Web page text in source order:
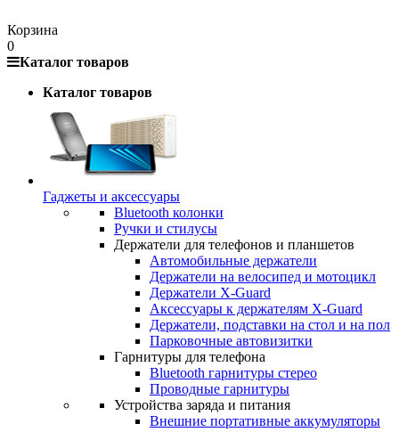
Корзина
0
Каталог товаров
Каталог товаров
Гаджеты и аксессуары
Bluetooth колонки
Ручки и стилусы
Держатели для телефонов и планшетов
Автомобильные держатели
Держатели на велосипед и мотоцикл
Держатели X-Guard
Аксессуары к держателям X-Guard
Держатели, подставки на стол и на пол
Парковочные автовизитки
Гарнитуры для телефона
Bluetooth гарнитуры стерео
Проводные гарнитуры
Устройства заряда и питания
Внешние портативные аккумуляторы